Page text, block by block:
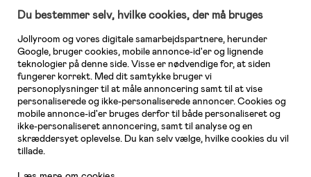
barnevogne, autostole, børne- og babytøj, produkter til gravide og ammende
mødre, indretning og inspiration, legetøj, babyudstyr og meget mere. Vi
tilbyder produkter fra velkendte varemærker som Britax, Maxi-Cosi, Baby
Jogger, BabyBjörn, Didriksons, KidKraft, Ergobaby, Phillips Avent, Neonate,
Cybex, LEGO og mange flere. Kort sagt - et kæmpe sortiment venter på dig!
Du bestemmer selv, hvilke cookies, der må bruges
Jollyroom og vores digitale samarbejdspartnere, herunder
Google, bruger cookies, mobile annonce-id'er og lignende
teknologier på denne side. Visse er nødvendige for, at siden
fungerer korrekt. Med dit samtykke bruger vi
personoplysninger til at måle annoncering samt til at vise
personaliserede og ikke-personaliserede annoncer. Cookies og
mobile annonce-id'er bruges derfor til både personaliseret og
ikke-personaliseret annoncering, samt til analyse og en
skræddersyet oplevelse. Du kan selv vælge, hvilke cookies du vil
tillade.